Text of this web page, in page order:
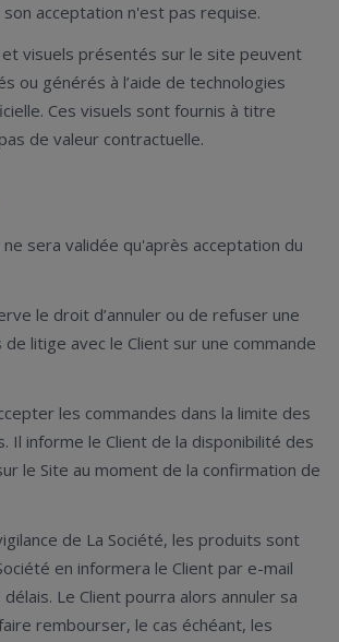
acceptation n'est pas requise.
visuels présentés sur le site peuvent
ou générés à l’aide de technologies
Ces visuels sont fournis à titre
de valeur contractuelle.
sera validée qu'après acceptation du
le droit d’annuler ou de refuser une
de litige avec le Client sur une commande
les commandes dans la limite des
Il informe le Client de la disponibilité des
le Site au moment de la confirmation de
de La Société, les produits sont
en informera le Client par e-mail
Le Client pourra alors annuler sa
rembourser, le cas échéant, les